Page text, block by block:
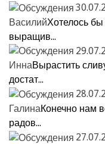
ВасилийХотелось
выращив...
ИннаВырастить
достат...
ГалинаКонечно нам
радов...